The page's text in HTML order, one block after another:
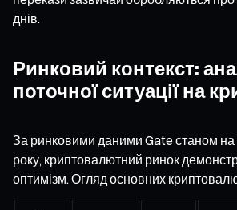
днів.
Ринковий контекст:
поточної ситуації на
За ринковими даними Gate станом на
року, криптовалютний ринок
оптимізм. Огляд основних